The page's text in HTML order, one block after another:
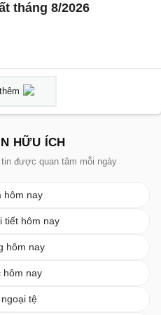
tháng 8/2026
HỮU ÍCH
được quan tâm mỗi ngày
hôm nay
tiết hôm nay
hôm nay
hôm nay
tệ